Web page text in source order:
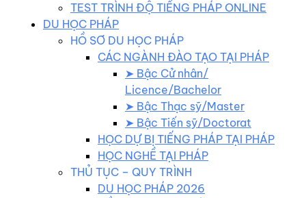
TEST TRÌNH ĐỘ TIẾNG PHÁP ONLINE
DU HỌC PHÁP
HỒ SƠ DU HỌC PHÁP
CÁC NGÀNH ĐÀO TẠO TẠI PHÁP
➤ Bậc Cử nhân/
Licence/Bachelor
➤ Bậc Thạc sỹ/Master
➤ Bậc Tiến sỹ/Doctorat
HỌC DỰ BỊ TIẾNG PHÁP TẠI PHÁP
HỌC NGHỀ TẠI PHÁP
THỦ TỤC – QUY TRÌNH
DU HỌC PHÁP 2026